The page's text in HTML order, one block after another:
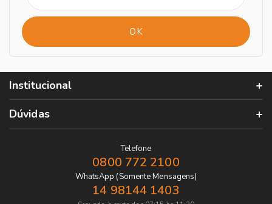
Institucional
Dúvidas
Telefone
0800 772 2100
WhatsApp (Somente Mensagens)
14 98144 1403